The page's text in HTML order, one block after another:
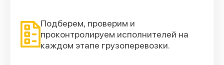
Подберем, проверим и
проконтролируем исполнителей на
каждом этапе грузоперевозки.